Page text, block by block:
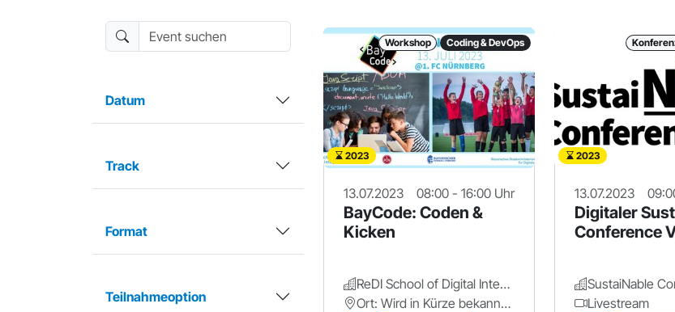
Event suchen
Datum
Track
Format
Teilnahmeoption
Workshop Coding & DevOps
2023
13.07.2023 08:00 - 16:00 Uhr
BayCode: Coden &
Kicken
ReDI School of Digital Integration und Bayerisches Staatsministerium für Digitales
Ort: Wird in Kürze bekanntgegeben
2023
13.07.2023
Digitaler
Conference
SustaiNable
Livestream